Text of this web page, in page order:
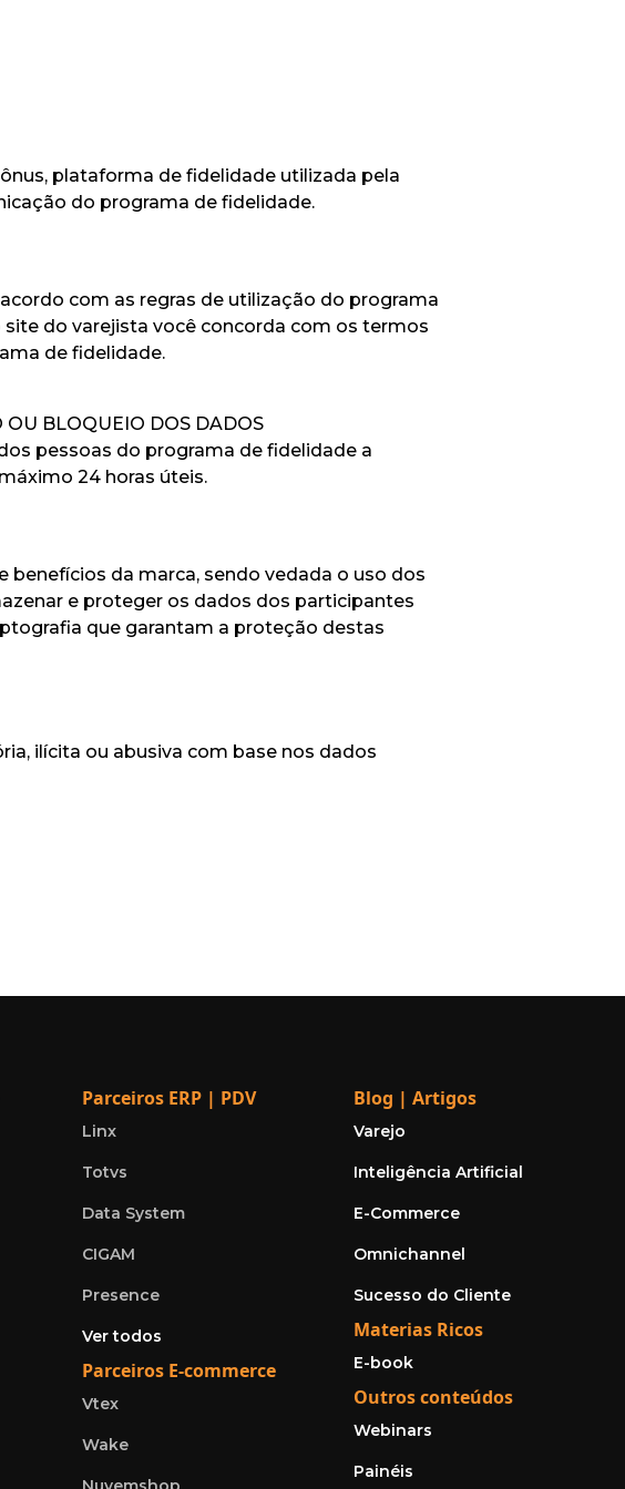
plataforma de fidelidade utilizada pela
do programa de fidelidade.
com as regras de utilização do programa
do varejista você concorda com os termos
de fidelidade.
OU BLOQUEIO DOS DADOS
pessoas do programa de fidelidade a
24 horas úteis.
da marca, sendo vedada o uso dos
e proteger os dados dos participantes
que garantam a proteção destas
ilícita ou abusiva com base nos dados
Parceiros ERP | PDV
Linx
Totvs
Data System
CIGAM
Presence
Ver todos
Parceiros E-commerce
Vtex
Wake
Blog | Artigos
Varejo
Inteligência Artificial
E-Commerce
Omnichannel
Sucesso do Cliente
Materias Ricos
E-book
Outros conteúdos
Webinars
Painéis